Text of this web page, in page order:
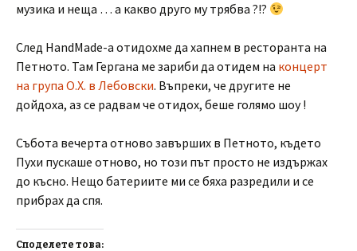
музика и неща … а какво друго му трябва ?!?
След HandMade-a отидохме да хапнем в ресторанта на
Петното. Там Гергана ме зариби да отидем на концерт
на група О.Х. в Лебовски. Въпреки, че другите не
дойдоха, аз се радвам че отидох, беше голямо шоу !
Събота вечерта отново завърших в Петното, където
Пухи пускаше отново, но този път просто не издържах
до късно. Нещо батериите ми се бяха разредили и се
прибрах да спя.
Споделете това: